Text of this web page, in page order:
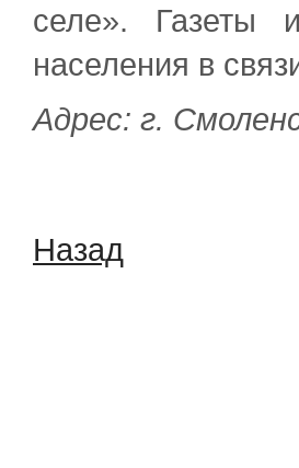
селе». Газеты
населения в
Адрес: г.
Назад